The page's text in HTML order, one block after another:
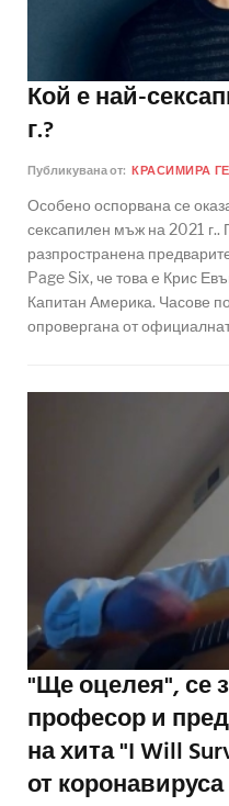
Кой е най-
г.?
Публикувана от: КРАСИМИРА
Особено оспорвана се
сексапилен мъж на 2021
разпространена
Page Six, че това е Крис
Капитан Америка. Часове
опровергана от
"Ще оцелея", се
професор и
на хита "I Will
от коронавируса